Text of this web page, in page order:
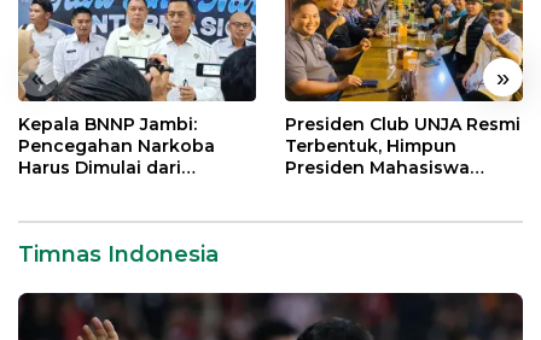
« »
Kepala BNNP Jambi:
Pencegahan Narkoba
Harus Dimulai dari
Presiden Club UNJA Resmi
Terbentuk, Himpun
Presiden Mahasiswa
Timnas Indonesia